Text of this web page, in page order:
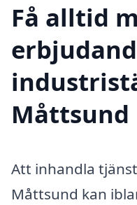
Få alltid
Måttsund
Att inhandla
Måttsund kan